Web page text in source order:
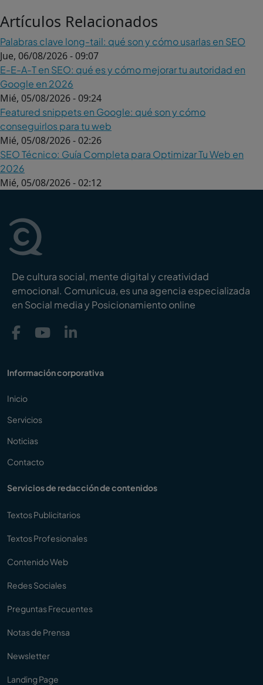
Artículos Relacionados
Palabras clave long-tail: qué son y cómo usarlas en SEO
Jue, 06/08/2026 - 09:07
E-E-A-T en SEO: qué es y cómo mejorar tu autoridad en
Google en 2026
Mié, 05/08/2026 - 09:24
Featured snippets en Google: qué son y cómo
conseguirlos para tu web
Mié, 05/08/2026 - 02:26
SEO Técnico: Guía Completa para Optimizar Tu Web en
2026
Mié, 05/08/2026 - 02:12
De cultura social, mente digital y creatividad
emocional. Comunicua, es una agencia especializada
en Social media y Posicionamiento online
Información corporativa
Inicio
Servicios
Noticias
Contacto
Servicios de redacción de contenidos
Textos Publicitarios
Textos Profesionales
Contenido Web
Redes Sociales
Preguntas Frecuentes
Notas de Prensa
Newsletter
Landing Page